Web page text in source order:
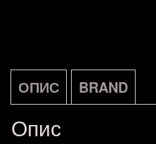
NOVO
количина
ОПИС BRAND
Опис